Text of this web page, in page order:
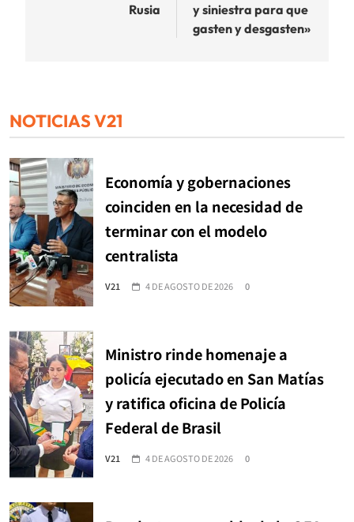
Rusia
y siniestra para que
gasten y desgasten»
NOTICIAS V21
Economía y gobernaciones
coinciden en la necesidad de
terminar con el modelo
centralista
V21 4 DE AGOSTO DE 2026 0
Ministro rinde homenaje a
policía ejecutado en San Matías
y ratifica oficina de Policía
Federal de Brasil
V21 4 DE AGOSTO DE 2026 0